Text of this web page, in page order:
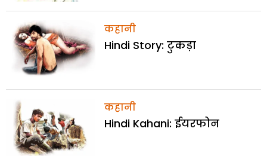
कहानी
Hindi Story: टुकड़ा
कहानी
Hindi Kahani: ईयरफोन